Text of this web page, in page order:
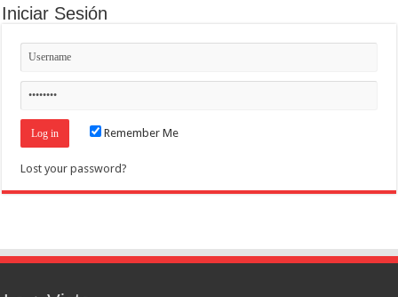
Iniciar Sesión
Remember Me
Lost your password?